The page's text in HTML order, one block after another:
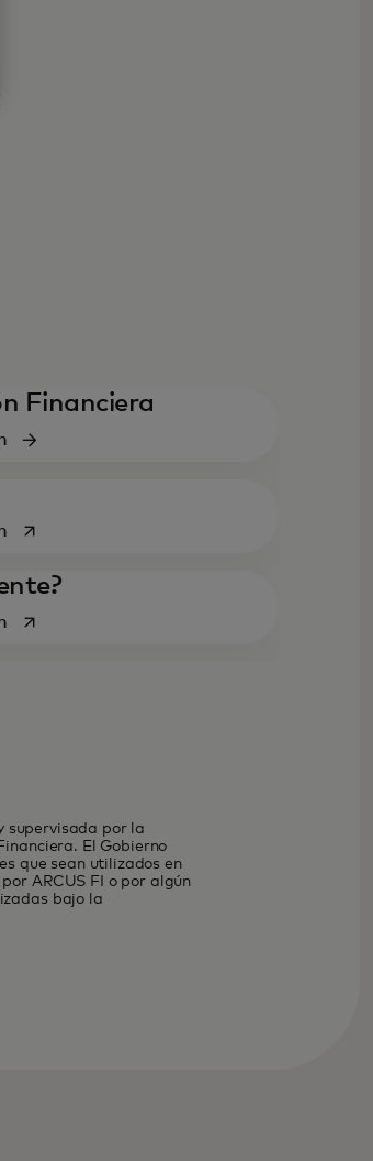
Financiera
se abre en una pestaña nueva
se abre en una pestaña nueva
supervisada por la
El Gobierno
que sean utilizados en
ARCUS FI o por algún
bajo la